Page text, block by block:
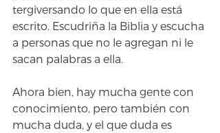
tergiversando lo que en ella está
escrito. Escudriña la Biblia y escucha
a personas que no le agregan ni le
sacan palabras a ella.
Ahora bien, hay mucha gente con
conocimiento, pero también con
mucha duda, y el que duda es